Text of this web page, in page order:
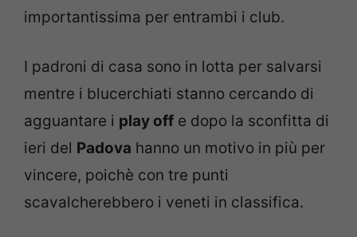
importantissima per entrambi i club.
I padroni di casa sono in lotta per salvarsi
mentre i blucerchiati stanno cercando di
agguantare i play off e dopo la sconfitta di
ieri del Padova hanno un motivo in più per
vincere, poichè con tre punti
scavalcherebbero i veneti in classifica.